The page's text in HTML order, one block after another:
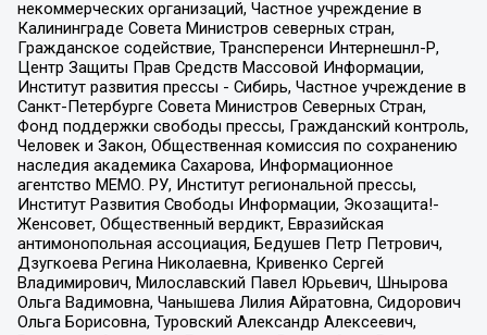
некоммерческих организаций, Частное учреждение в
Калининграде Совета Министров северных стран,
Гражданское содействие, Трансперенси Интернешнл-Р,
Центр Защиты Прав Средств Массовой Информации,
Институт развития прессы - Сибирь, Частное учреждение в
Санкт-Петербурге Совета Министров Северных Стран,
Фонд поддержки свободы прессы, Гражданский контроль,
Человек и Закон, Общественная комиссия по сохранению
наследия академика Сахарова, Информационное
агентство МЕМО. РУ, Институт региональной прессы,
Институт Развития Свободы Информации, Экозащита!-
Женсовет, Общественный вердикт, Евразийская
антимонопольная ассоциация, Бедушев Петр Петрович,
Дзугкоева Регина Николаевна, Кривенко Сергей
Владимирович, Милославский Павел Юрьевич, Шнырова
Ольга Вадимовна, Чанышева Лилия Айратовна, Сидорович
Ольга Борисовна, Туровский Александр Алексеевич,